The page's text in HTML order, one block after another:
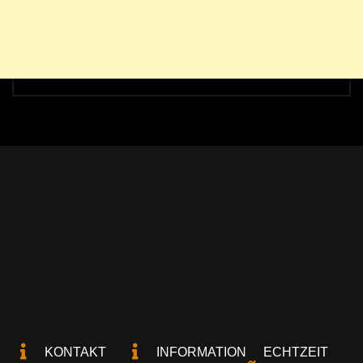
KONTAKT INFORMATION ECHTZEIT